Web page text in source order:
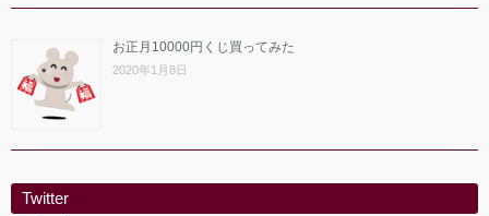
お正月10000円くじ買ってみた
2020年1月8日
Twitter